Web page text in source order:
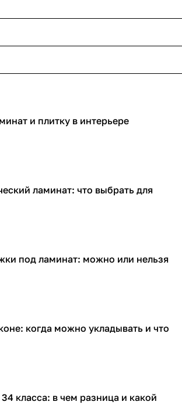
и плитку в интерьере
ламинат: что выбрать для
под ламинат: можно или нельзя
когда можно укладывать и что
класса: в чем разница и какой